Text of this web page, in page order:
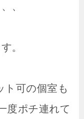
、
。
ト可の個室も
度ポチ連れて